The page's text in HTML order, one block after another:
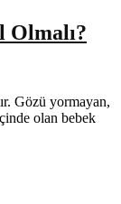
Olmalı?
Gözü yormayan,
olan bebek